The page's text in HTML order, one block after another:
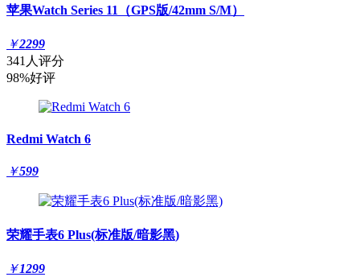
苹果Watch Series 11（GPS版/42mm S/M）
￥2299
341人评分
98%好评
Redmi Watch 6
￥599
荣耀手表6 Plus(标准版/暗影黑)
￥1299